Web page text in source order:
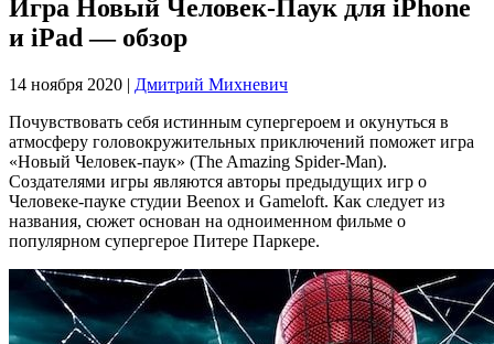
Игра Новый Человек-Паук для iPhone
и iPad — обзор
14 ноября 2020 | Дмитрий Михневич
Почувствовать себя истинным супергероем и окунуться в
атмосферу головокружительных приключений поможет игра
«Новый Человек-паук» (The Amazing Spider-Man).
Создателями игры являются авторы предыдущих игр о
Человеке-пауке студии Beenox и Gameloft. Как следует из
названия, сюжет основан на одноименном фильме о
популярном супергерое Питере Паркере.